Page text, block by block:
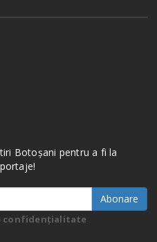
Botoșani pentru a fi la
Abonare
confidențialitate